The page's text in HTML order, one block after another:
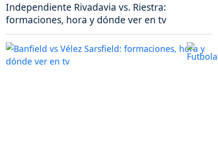
Independiente Rivadavia vs. Riestra:
formaciones, hora y dónde ver en tv